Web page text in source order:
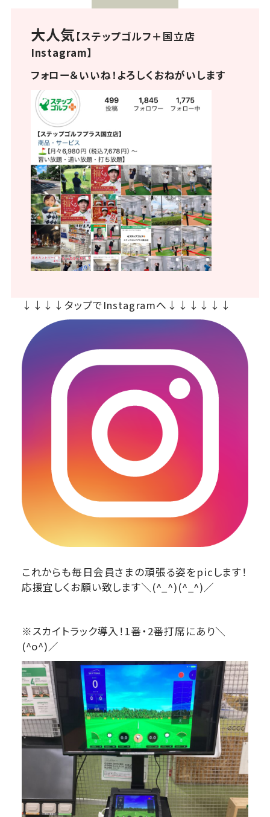
大人気【ステップゴルフ＋国立店
Instagram】
フォロー＆いいね！よろしくおねがいします
↓↓↓↓タップでInstagramへ↓↓↓↓↓↓
これからも毎日会員さまの頑張る姿をpicします！
応援宜しくお願い致します＼(^_^)(^_^)／
※スカイトラック導入！1番・2番打席にあり＼
(^o^)／